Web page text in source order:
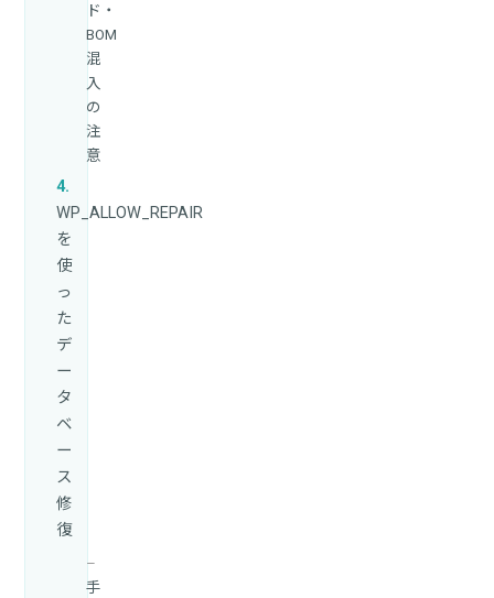
ド・
BOM
混
入
の
注
意
WP_ALLOW_REPAIR
を
使
っ
た
デ
ー
タ
ベ
ー
ス
修
復
手